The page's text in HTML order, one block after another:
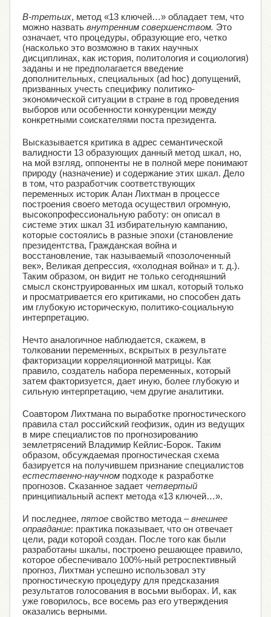
В-третьих, метод «13 ключей…» обладает тем, что
можно назвать внутренним совершенством. Это
означает, что процедуры, образующие его, четко
(насколько это возможно в таких научных
дисциплинах, как история, политология и социология)
заданы и не предполагается введение
дополнительных, специальных (ad hoc) допущений,
призванных учесть специфику политико-
экономической ситуации в стране в год проведения
выборов или особенности конкуренции между
конкретными соискателями поста президента.
Высказывается критика в адрес семантической
валидности 13 образующих данный метод шкал, но,
на мой взгляд, оппоненты не в полной мере понимают
природу (назначение) и содержание этих шкал. Дело
в том, что разработчик соответствующих
переменных историк Алан Лихтман в процессе
построения своего метода осуществил огромную,
высокопрофессиональную работу: он описал в
системе этих шкал 31 избирательную кампанию,
которые состоялись в разные эпохи (становление
президентства, Гражданская война и
восстановление, так называемый «позолоченный
век», Великая депрессия, «холодная война» и т. д.).
Таким образом, он видит не только сегодняшний
смысл сконструированных им шкал, который только
и просматривается его критиками, но способен дать
им глубокую историческую, политико-социальную
интерпретацию.
Нечто аналогичное наблюдается, скажем, в
толковании переменных, вскрытых в результате
факторизации корреляционной матрицы. Как
правило, создатель набора переменных, который
затем факторизуется, дает иную, более глубокую и
сильную интерпретацию, чем другие аналитики.
Соавтором Лихтмана по выработке прогностического
правила стал российский геофизик, один из ведущих
в мире специалистов по прогнозированию
землетрясений Владимир Кейлис-Борок. Таким
образом, обсуждаемая прогностическая схема
базируется на получившем признание специалистов
естественно-научном подходе к разработке
прогнозов. Сказанное задает четвертый
принципиальный аспект метода «13 ключей…».
И последнее, пятое свойство метода –внешнее
оправдание: практика показывает, что он отвечает
цели, ради которой создан. После того как были
разработаны шкалы, построено решающее правило,
которое обеспечивало 100%-ный ретроспективный
прогноз, Лихтман успешно использовал эту
прогностическую процедуру для предсказания
результатов голосования в восьми выборах. И, как
уже говорилось, все восемь раз его утверждения
оказались верными.